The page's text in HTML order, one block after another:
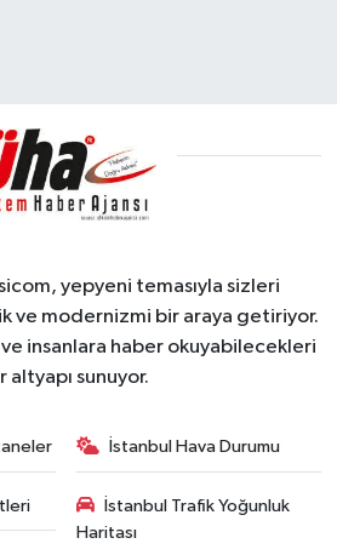
yepyeni temasıyla sizleri
ve modernizmi bir araya getiriyor.
insanlara haber okuyabilecekleri
altyapı sunuyor.
İstanbul Hava Durumu
İstanbul Trafik Yoğunluk
Haritası